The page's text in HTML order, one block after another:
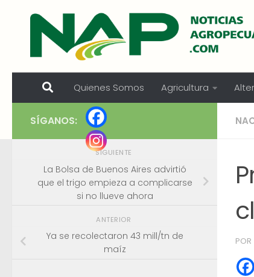
Skip to content
Quienes Somos Agricultura
POR
SÍGANOS:
SIGUIENTE
La Bolsa de Buenos Aires advirtió
que el trigo empieza a complicarse
si no llueve ahora
ANTERIOR
Ya se recolectaron 43 mill/tn de
maíz